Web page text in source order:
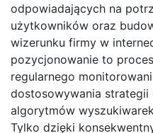
odpowiadających na
użytkowników oraz
wizerunku firmy w
pozycjonowanie to
regularnego
dostosowywania strategii
algorytmów
Tylko dzięki